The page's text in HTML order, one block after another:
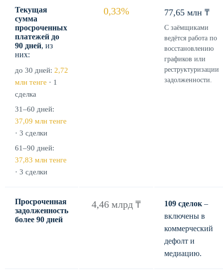
Текущая
сумма
просроченных
платежей до
90 дней, из
них:
до 30 дней: 2,72
млн тенге · 1
сделка
31–60 дней:
37,09 млн тенге
· 3 сделки
61–90 дней:
37,83 млн тенге
· 3 сделки
0,33% 77,65 млн ₸
С заёмщиками
ведётся работа по
восстановлению
графиков или
реструктуризации
задолженности.
Просроченная
задолженность
более 90 дней
4,46 млрд ₸ 109 сделок –
включены в
коммерческий
дефолт и
медиацию.